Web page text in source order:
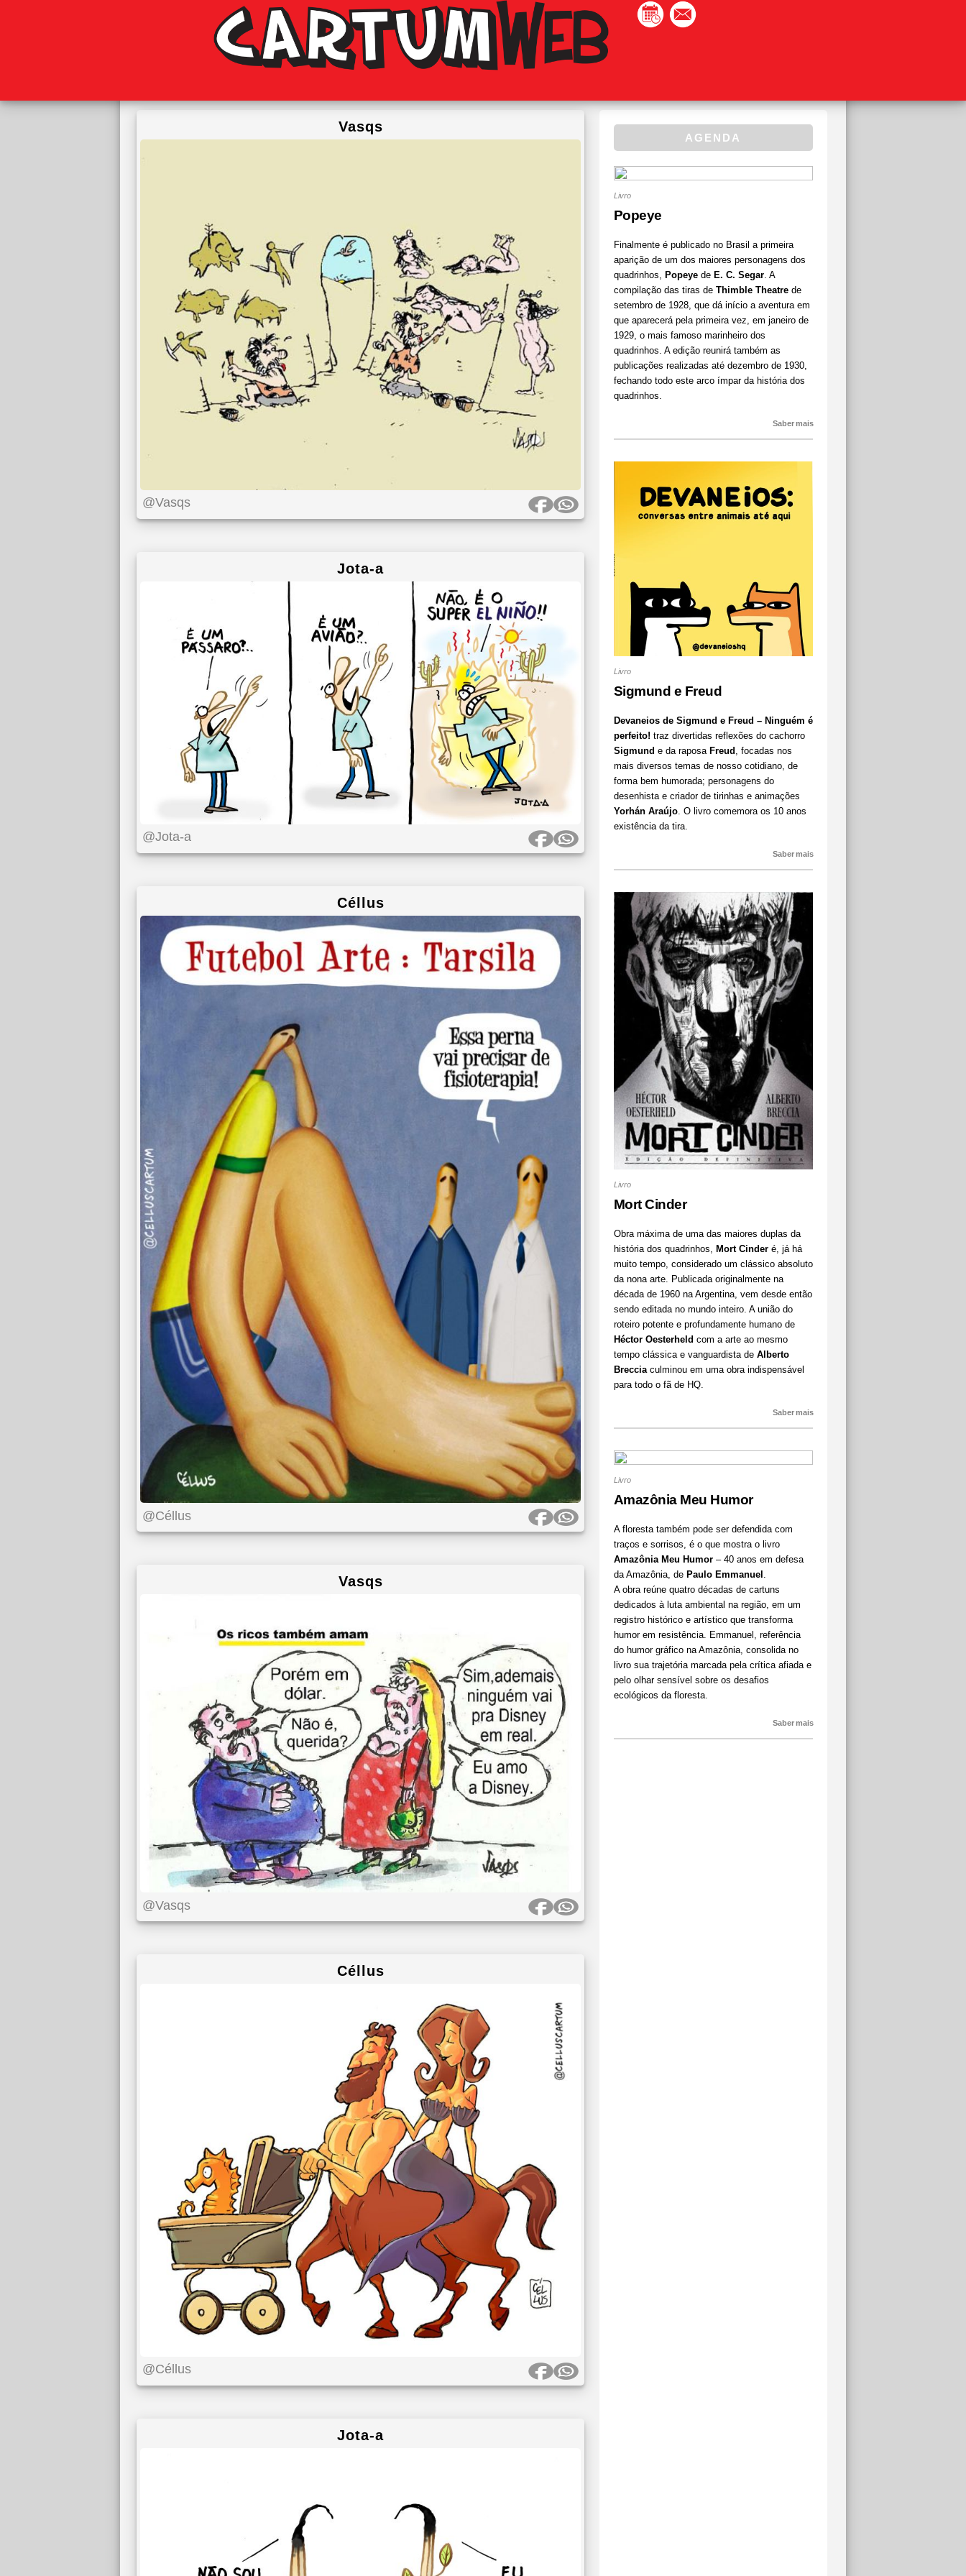
Vasqs
@Vasqs
Jota-a
@Jota-a
Céllus
@Céllus
Vasqs
@Vasqs
Céllus
@Céllus
Jota-a
AGENDA
Livro
Popeye
Finalmente é publicado no Brasil a primeira
aparição de um dos maiores personagens dos
quadrinhos, Popeyede E. C. Segar. A
compilação das tiras de Thimble Theatrede
setembro de 1928, que dá início a aventura em
que aparecerá pela primeira vez, em janeiro de
1929, o mais famoso marinheiro dos
quadrinhos. A edição reunirá também as
publicações realizadas até dezembro de 1930,
fechando todo este arco ímpar da história dos
quadrinhos.
Saber mais
Livro
Sigmund e Freud
Devaneios de Sigmund e Freud – Ninguém é
perfeito! traz divertidas reflexões do cachorro
Sigmund e da raposa Freud , focadas nos
mais diversos temas de nosso cotidiano, de
forma bem humorada; personagens do
desenhista e criador de tirinhas e animações
Yorhán Araújo. O livro comemora os 10 anos
existência da tira.
Saber mais
Livro
Mort Cinder
Obra máxima de uma das maiores duplas da
história dos quadrinhos, Mort Cinderé, já há
muito tempo, considerado um clássico absoluto
da nona arte. Publicada originalmente na
década de 1960 na Argentina, vem desde então
sendo editada no mundo inteiro. A união do
roteiro potente e profundamente humano de
Héctor Oesterheld com a arte ao mesmo
tempo clássica e vanguardista de Alberto
Brecciaculminou em uma obra indispensável
para todo o fã de HQ.
Saber mais
Livro
Amazônia Meu Humor
A floresta também pode ser defendida com
traços e sorrisos, é o que mostra o livro
Amazônia Meu Humor– 40 anos em defesa
da Amazônia, de Paulo Emmanuel .
A obra reúne quatro décadas de cartuns
dedicados à luta ambiental na região, em um
registro histórico e artístico que transforma
humor em resistência. Emmanuel, referência
do humor gráfico na Amazônia, consolida no
livro sua trajetória marcada pela crítica afiada e
pelo olhar sensível sobre os desafios
ecológicos da floresta.
Saber mais